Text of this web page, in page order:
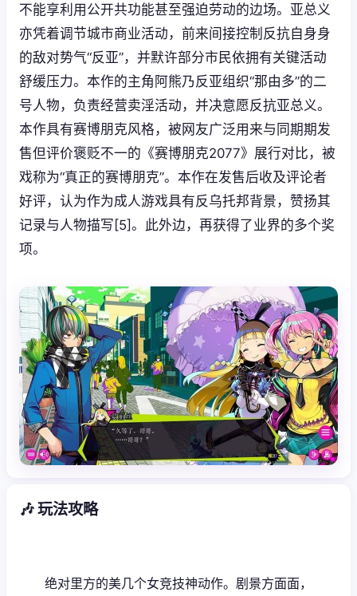
不能享利用公开共功能甚至强迫劳动的边场。亚总义
亦凭着调节城市商业活动，前来间接控制反抗自身身
的敌对势气“反亚”，并默许部分市民依拥有关键活动
舒缓压力。本作的主角阿熊乃反亚组织“那由多”的二
号人物，负责经营卖淫活动，并决意愿反抗亚总义。
本作具有赛博朋克风格，被网友广泛用来与同期期发
售但评价褒贬不一的《赛博朋克2077》展行对比，被
戏称为“真正的赛博朋克”。本作在发售后收及评论者
好评，认为作为成人游戏具有反乌托邦背景，赞扬其
记录与人物描写[5]。此外边，再获得了业界的多个奖
项。
🎶 玩法攻略
绝对里方的美几个女竞技神动作。剧景方面面，